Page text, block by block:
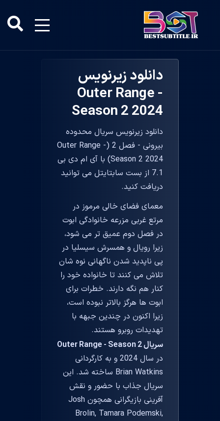
دانلود زیرنویس
Outer Range -
Season 2 2024
دانلود زیرنویس سریال محدوده
بیرونی - فصل 2 (Outer Range -
Season 2 2024) با آی ام دی بی
7.1 از بست سابتایتل می توانید
دریافت کنید.
معمای فضای خالی مرموز در
مرتع غربی مزرعه خانوادگی ابوت
در فصل دوم عمیق تر می شود،
زیرا رویال و همسرش سیسلیا در
پی ناپدید شدن ناگهانی نوه شان
تلاش می کنند تا خانواده خود را
کنار هم نگه دارند. خطرات برای
ابوت ها هرگز بالاتر نبوده است،
زیرا اکنون در چندین جبهه با
تهدیدات روبرو هستند.
سریال Outer Range - Season 2
در سال 2024 و به کارگردانی
Brian Watkins ساخته شد. این
سریال جذاب با حضور و نقش
آفرینی بازیگرانی همچون Josh
Brolin, Tamara Podemski,